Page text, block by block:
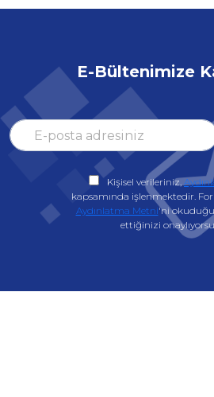
E-Bültenimize
Kişisel verileriniz,
kapsamında işlenmektedir.
Aydınlatma Metni'ni
ettiğinizi